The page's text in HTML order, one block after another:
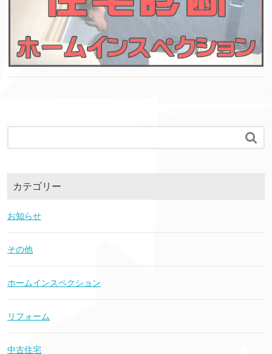

カテゴリー
お知らせ
その他
ホームインスペクション
リフォーム
中古住宅